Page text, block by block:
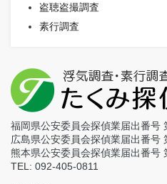
盗聴盗撮調査
素行調査
福岡県公安委員会探偵業届出番号
広島県公安委員会探偵業届出番号
熊本県公安委員会探偵業届出番号
TEL: 092-405-0811